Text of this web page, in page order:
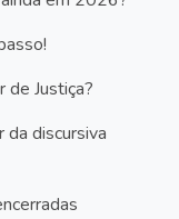
de Justiça?
da discursiva